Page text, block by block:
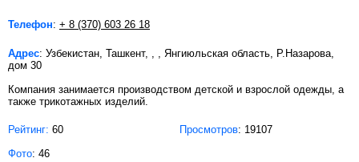
Телефон: + 8 (370) 603 26 18
Адрес: Узбекистан, Ташкент, , , Янгиюльская область, Р.Назарова,
дом 30
Компания занимается производством детской и взрослой одежды, а
также трикотажных изделий.
Рейтинг: 60 Просмотров: 19107
Фото: 46